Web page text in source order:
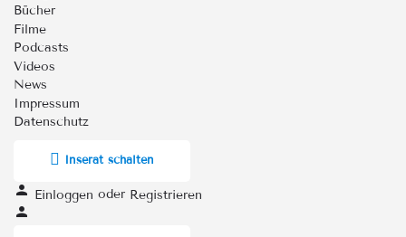
Bücher
Filme
Podcasts
Videos
News
Impressum
Datenschutz
Inserat schalten
Einloggen oder Registrieren